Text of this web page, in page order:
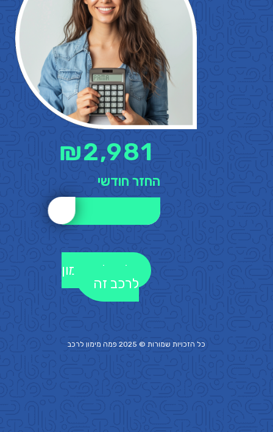
2,981
₪
החזר חודשי
לקבלת מימון
לרכב זה
כל הזכויות שמורות © 2025 פמה מימון לרכב